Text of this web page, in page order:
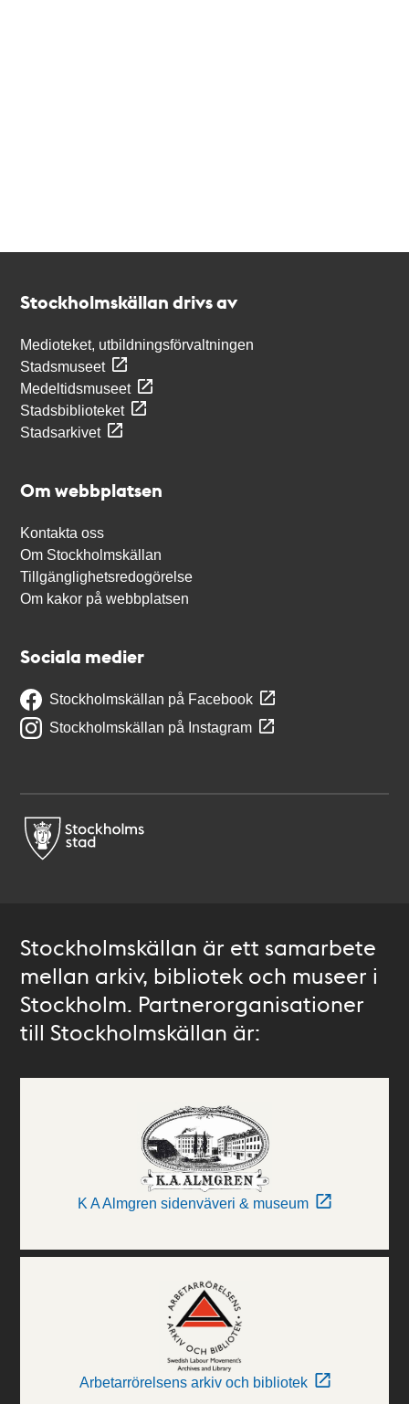
Stockholmskällan drivs av
Medioteket, utbildningsförvaltningen
Stadsmuseet
Medeltidsmuseet
Stadsbiblioteket
Stadsarkivet
Om webbplatsen
Kontakta oss
Om Stockholmskällan
Tillgänglighetsredogörelse
Om kakor på webbplatsen
Sociala medier
Stockholmskällan på Facebook
Stockholmskällan på Instagram
Stockholmskällan är ett samarbete
mellan arkiv, bibliotek och museer i
Stockholm. Partnerorganisationer
till Stockholmskällan är:
K A Almgren sidenväveri & museum
Arbetarrörelsens arkiv och bibliotek